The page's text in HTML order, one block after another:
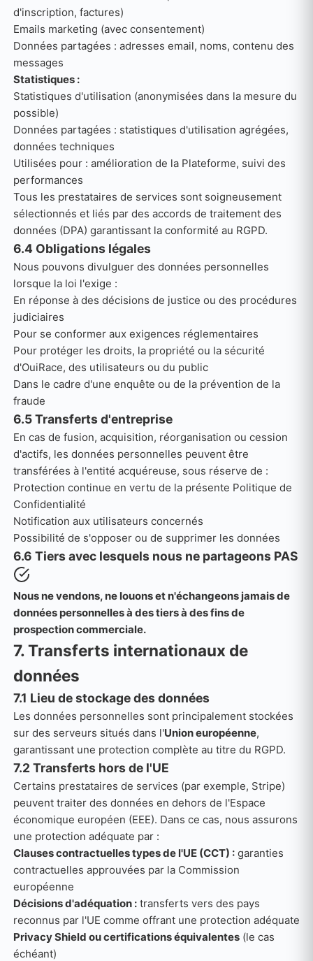
d'inscription, factures)
Emails marketing (avec consentement)
Données partagées : adresses email, noms, contenu des
messages
Statistiques :
Statistiques d'utilisation (anonymisées dans la mesure du
possible)
Données partagées : statistiques d'utilisation agrégées,
données techniques
Utilisées pour : amélioration de la Plateforme, suivi des
performances
Tous les prestataires de services sont soigneusement
sélectionnés et liés par des accords de traitement des
données (DPA) garantissant la conformité au RGPD.
6.4 Obligations légales
Nous pouvons divulguer des données personnelles
lorsque la loi l'exige :
En réponse à des décisions de justice ou des procédures
judiciaires
Pour se conformer aux exigences réglementaires
Pour protéger les droits, la propriété ou la sécurité
d'OuiRace, des utilisateurs ou du public
Dans le cadre d'une enquête ou de la prévention de la
fraude
6.5 Transferts d'entreprise
En cas de fusion, acquisition, réorganisation ou cession
d'actifs, les données personnelles peuvent être
transférées à l'entité acquéreuse, sous réserve de :
Protection continue en vertu de la présente Politique de
Confidentialité
Notification aux utilisateurs concernés
Possibilité de s'opposer ou de supprimer les données
6.6 Tiers avec lesquels nous ne partageons PAS
Nous ne vendons, ne louons et n'échangeons jamais de
données personnelles à des tiers à des fins de
prospection commerciale.
7. Transferts internationaux de
données
7.1 Lieu de stockage des données
Les données personnelles sont principalement stockées
sur des serveurs situés dans l'Union européenne,
garantissant une protection complète au titre du RGPD.
7.2 Transferts hors de l'UE
Certains prestataires de services (par exemple, Stripe)
peuvent traiter des données en dehors de l'Espace
économique européen (EEE). Dans ce cas, nous assurons
une protection adéquate par :
Clauses contractuelles types de l'UE (CCT) :garanties
contractuelles approuvées par la Commission
européenne
Décisions d'adéquation :transferts vers des pays
reconnus par l'UE comme offrant une protection adéquate
Privacy Shield ou certifications équivalentes(le cas
échéant)